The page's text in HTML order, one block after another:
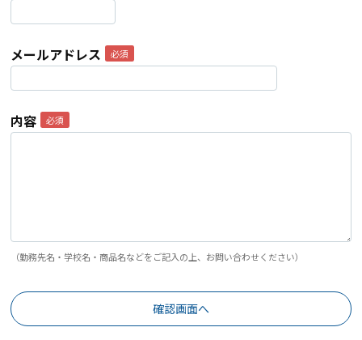
メールアドレス
内容
（勤務先名・学校名・商品名などをご記入の上、お問い合わせください）